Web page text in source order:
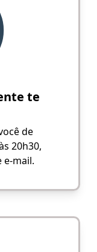
te
de
20h30,
e-mail.